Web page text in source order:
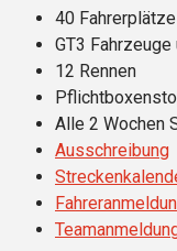
40 Fahrerplätze
GT3
12 Rennen
Alle 2 Wochen
Ausschreibung